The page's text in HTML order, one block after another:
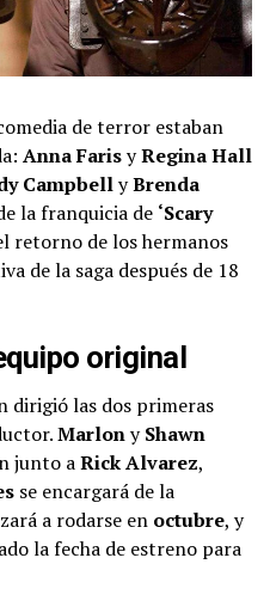
de terror estaban
Anna FarisyRegina Hall
CampbellyBrenda
la franquicia de ‘Scary
retorno de los hermanos
de la saga después de 18
original
dirigió las dos primeras
MarlonyShawn
junto aRick Alvarez,
se encargará de la
a rodarse en octubre, y
la fecha de estreno para